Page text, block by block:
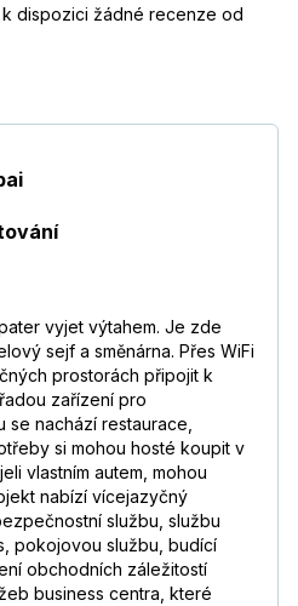
dispozici žádné recenze od
vyjet výtahem. Je zde
sejf a směnárna. Přes WiFi
prostorách připojit k
zařízení pro
nachází restaurace,
si mohou hosté koupit v
vlastním autem, mohou
nabízí vícejazyčný
službu, službu
pokojovou službu, budící
obchodních záležitostí
business centra, které